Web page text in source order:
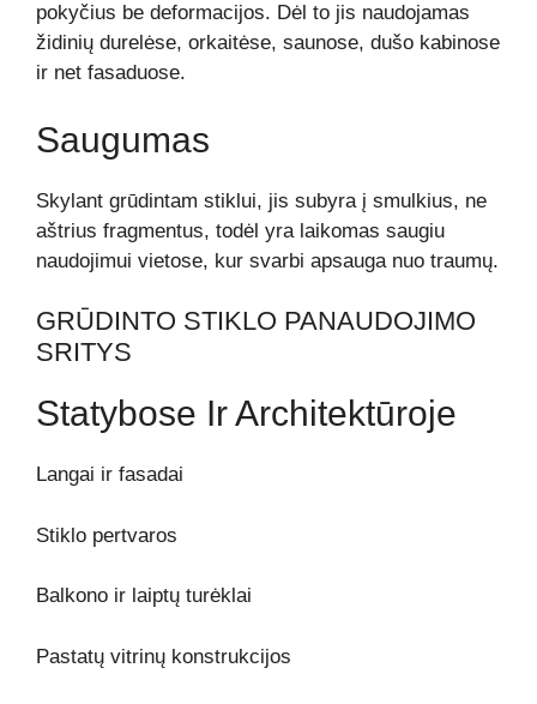
pokyčius be deformacijos. Dėl to jis naudojamas
židinių durelėse, orkaitėse, saunose, dušo kabinose
ir net fasaduose.
Saugumas
Skylant grūdintam stiklui, jis subyra į smulkius, ne
aštrius fragmentus, todėl yra laikomas saugiu
naudojimui vietose, kur svarbi apsauga nuo traumų.
GRŪDINTO STIKLO PANAUDOJIMO
SRITYS
Statybose Ir Architektūroje
Langai ir fasadai
Stiklo pertvaros
Balkono ir laiptų turėklai
Pastatų vitrinų konstrukcijos